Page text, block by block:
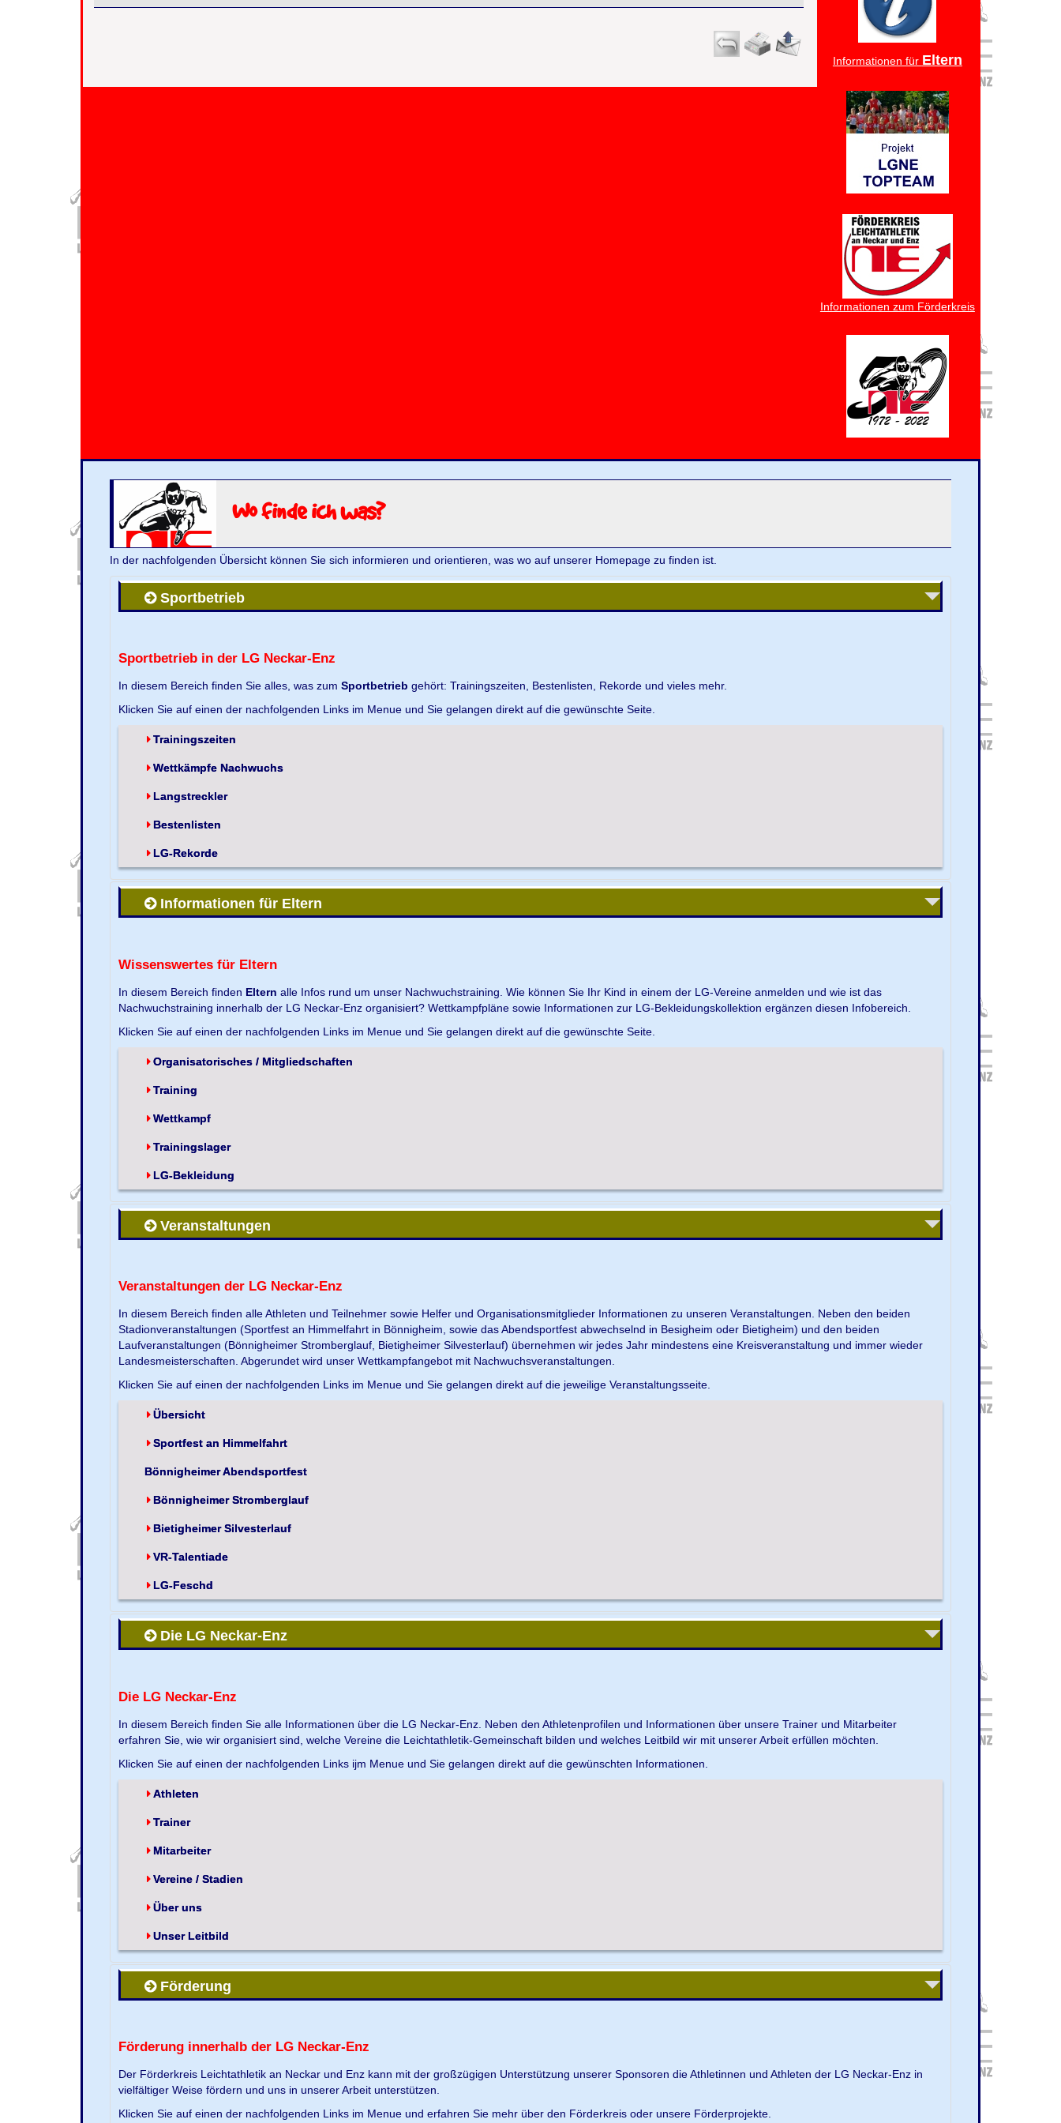
Informationen für Eltern
Informationen zum Förderkreis
Wo finde ich was?
In der nachfolgenden Übersicht können Sie sich informieren und orientieren, was wo auf unserer Homepage zu finden ist.
Sportbetrieb
Sportbetrieb in der LG Neckar-Enz
In diesem Bereich finden Sie alles, was zumSportbetrieb gehört: Trainingszeiten, Bestenlisten, Rekorde und vieles mehr.
Klicken Sie auf einen der nachfolgenden Links im Menue und Sie gelangen direkt auf die gewünschte Seite.
Trainingszeiten
Wettkämpfe Nachwuchs
Langstreckler
Bestenlisten
LG-Rekorde
Informationen für Eltern
Wissenswertes für Eltern
In diesem Bereich finden Eltern alle Infos rund um unser Nachwuchstraining. Wie können Sie Ihr Kind in einem der LG-Vereine anmelden und wie ist das
Nachwuchstraining innerhalb der LG Neckar-Enz organisiert? Wettkampfpläne sowie Informationen zur LG-Bekleidungskollektion ergänzen diesen Infobereich.
Klicken Sie auf einen der nachfolgenden Links im Menue und Sie gelangen direkt auf die gewünschte Seite.
Organisatorisches / Mitgliedschaften
Training
Wettkampf
Trainingslager
LG-Bekleidung
Veranstaltungen
Veranstaltungen der LG Neckar-Enz
In diesem Bereich finden alle Athleten und Teilnehmer sowie Helfer und Organisationsmitglieder Informationen zu unseren Veranstaltungen. Neben den beiden
Stadionveranstaltungen (Sportfest an Himmelfahrt in Bönnigheim, sowie das Abendsportfest abwechselnd in Besigheim oder Bietigheim) und den beiden
Laufveranstaltungen (Bönnigheimer Stromberglauf, Bietigheimer Silvesterlauf) übernehmen wir jedes Jahr mindestens eine Kreisveranstaltung und immer wieder
Landesmeisterschaften. Abgerundet wird unser Wettkampfangebot mit Nachwuchsveranstaltungen.
Klicken Sie auf einen der nachfolgenden Links im Menue und Sie gelangen direkt auf die jeweilige Veranstaltungsseite.
Übersicht
Sportfest an Himmelfahrt
Bönnigheimer Abendsportfest
Bönnigheimer Stromberglauf
Bietigheimer Silvesterlauf
VR-Talentiade
LG-Feschd
Die LG Neckar-Enz
Die LG Neckar-Enz
In diesem Bereich finden Sie alle Informationen über die LG Neckar-Enz. Neben den Athletenprofilen und Informationen über unsere Trainer und Mitarbeiter
erfahren Sie, wie wir organisiert sind, welche Vereine die Leichtathletik-Gemeinschaft bilden und welches Leitbild wir mit unserer Arbeit erfüllen möchten.
Klicken Sie auf einen der nachfolgenden Links ijm Menue und Sie gelangen direkt auf die gewünschten Informationen.
Athleten
Trainer
Mitarbeiter
Vereine / Stadien
Über uns
Unser Leitbild
Förderung
Förderung innerhalb der LG Neckar-Enz
Der Förderkreis Leichtathletik an Neckar und Enz kann mit der großzügigen Unterstützung unserer Sponsoren die Athletinnen und Athleten der LG Neckar-Enz in
vielfältiger Weise fördern und uns in unserer Arbeit unterstützen.
Klicken Sie auf einen der nachfolgenden Links im Menue und erfahren Sie mehr über den Förderkreis oder unsere Förderprojekte.